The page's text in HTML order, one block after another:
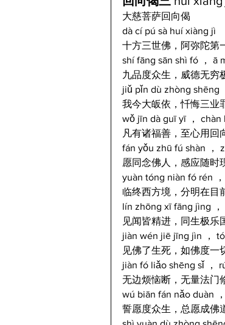
大慈菩萨回向偈
dà cí pú sà huí xiàng jì
十方三世佛，阿弥陀第
shí fāng sān shì fó ， ā
九品度众生，威德无穷
jiǔ pǐn dù zhòng shēng
我今大皈依，忏悔三业
wǒ jīn dà guī yī ， chàn
凡有诸福善，至心用回
fán yǒu zhū fú shàn ，
愿同念佛人，感应随时
yuàn tóng niàn fó rén
临终西方境，分明在目
lín zhōng xī fāng jìng
见闻皆精进，同生极乐
jiàn wén jiē jīng jìn ，
见佛了生死，如佛度一
jiàn fó liǎo shēng sǐ ，
无边烦恼断，无量法门
wú biān fán nǎo duàn
誓愿度众生，总愿成佛